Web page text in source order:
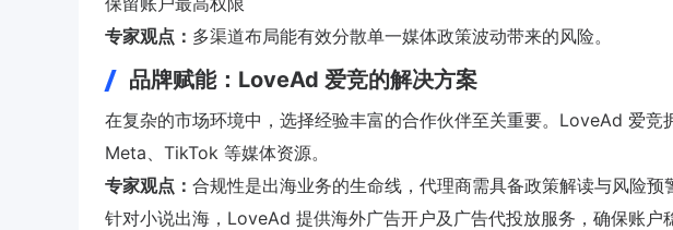
专家观点： 多渠道布局能有效分散单一媒体政策波动带来的风险。
品牌赋能：LoveAd 爱竞的解决方案
在复杂的市场环境中，选择经验丰富的合作伙伴至关重要。LoveAd 爱
Meta、TikTok 等媒体资源。
专家观点： 合规性是出海业务的生命线，代理商需具备政策解读与风险预
针对小说出海，LoveAd 提供海外广告开户及广告代投放服务，确保账户